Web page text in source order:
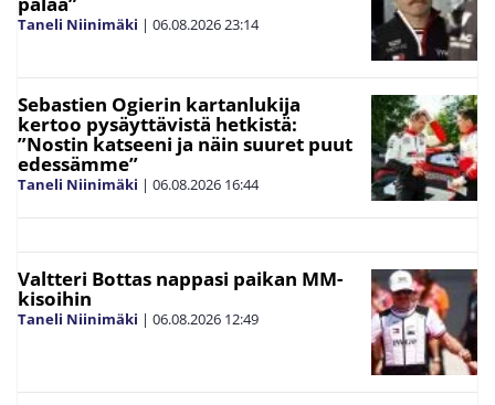
Taneli Niinimäki | 06.08.202623:14
Sebastien Ogierin kartanlukija
kertoo pysäyttävistä hetkistä:
”Nostin katseeni ja näin suuret puut
edessämme”
Taneli Niinimäki | 06.08.2026 16:44
Valtteri Bottas nappasi paikan MM-
kisoihin
Taneli Niinimäki | 06.08.2026 12:49